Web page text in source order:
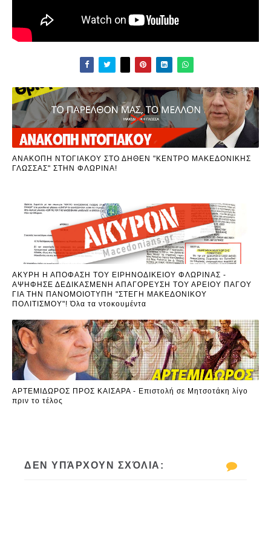
ΑΝΑΚΟΠΗ ΝΤΟΓΙΑΚΟΥ ΣΤΟ ΔΗΘΕΝ "ΚΕΝΤΡΟ ΜΑΚΕΔΟΝΙΚΗΣ
ΓΛΩΣΣΑΣ" ΣΤΗΝ ΦΛΩΡΙΝΑ!
ΑΚΥΡΗ Η ΑΠΟΦΑΣΗ ΤΟΥ ΕΙΡΗΝΟΔΙΚΕΙΟΥ ΦΛΩΡΙΝΑΣ -
ΑΨΗΦΗΣΕ ΔΕΔΙΚΑΣΜΕΝΗ ΑΠΑΓΟΡΕΥΣΗ ΤΟΥ ΑΡΕΙΟΥ ΠΑΓΟΥ
ΓΙΑ ΤΗΝ ΠΑΝΟΜΟΙΟΤΥΠΗ "ΣΤΕΓΗ ΜΑΚΕΔΟΝΙΚΟΥ
ΠΟΛΙΤΙΣΜΟΥ"! Όλα τα ντοκουμέντα
ΑΡΤΕΜΙΔΩΡΟΣ ΠΡΟΣ ΚΑΙΣΑΡΑ - Επιστολή σε Μητσοτάκη λίγο
πριν το τέλος
ΔΕΝ ΥΠΆΡΧΟΥΝ ΣΧΌΛΙΑ: